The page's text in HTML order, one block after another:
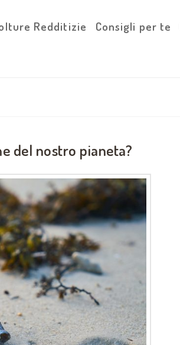
Redditizie Consigli per te
del nostro pianeta?